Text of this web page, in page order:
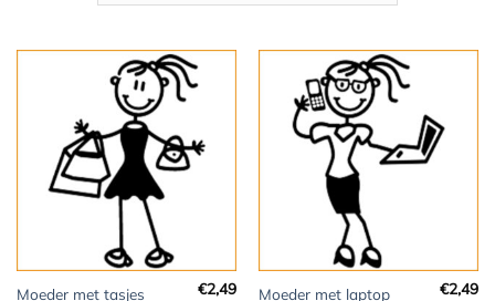
Moeder met tasjes €2,49 Moeder met laptop €2,49